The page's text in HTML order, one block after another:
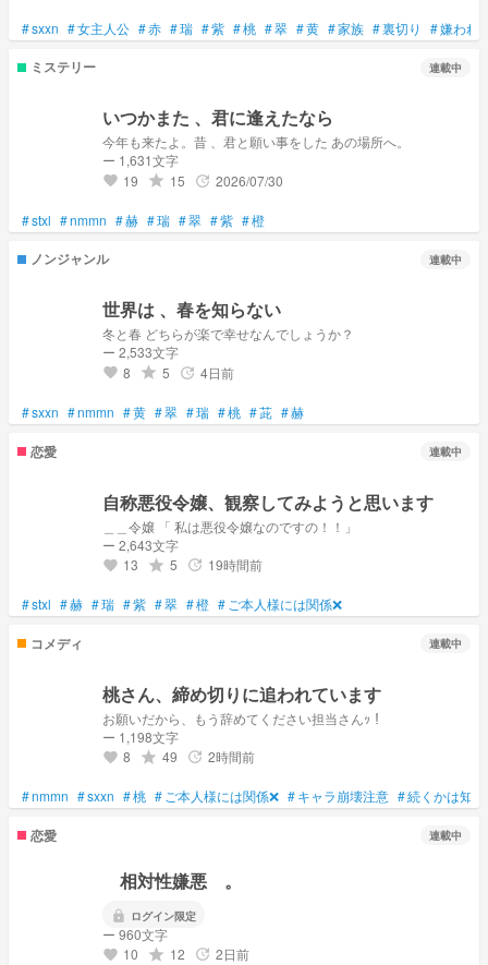
#sxxn #女主人公 #赤 #瑞 #紫 #桃 #翠 #黄 #家族 #裏切り #嫌われ
ミステリー 連載中
いつかまた 、君に逢えたなら
今年も来たよ。昔 、君と願い事をした あの場所へ。
ー 1,631文字
favorite 19 grade 15 update 2026/07/30
#stxl #nmmn #赫 #瑞 #翠 #紫 #橙
ノンジャンル 連載中
世界は 、春を知らない
冬と春 どちらが楽で幸せなんでしょうか？
ー 2,533文字
favorite 8 grade 5 update 4日前
#sxxn #nmmn #黄 #翠 #瑞 #桃 #茈 #赫
恋愛 連載中
自称悪役令嬢、観察してみようと思います
＿＿令嬢 「 私は悪役令嬢なのですの！！」
ー 2,643文字
favorite 13 grade 5 update 19時間前
#stxl #赫 #瑞 #紫 #翠 #橙 # ご本人様には関係❌
コメディ 連載中
桃さん、締め切りに追われています
お願いだから、もう辞めてください担当さんｯ！
ー 1,198文字
favorite 8 grade 49 update 2時間前
#nmmn #sxxn #桃 # ご本人様には関係❌ #キャラ崩壊注意 #続くかは知
恋愛 連載中
相対性嫌悪 。
lock ログイン限定
ー 960文字
favorite 10 grade 12 update 2日前